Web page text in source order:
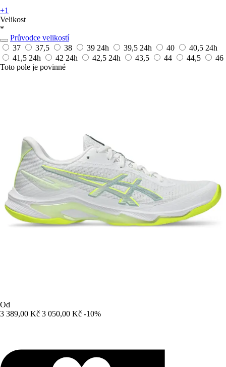
+1
Velikost
*
Průvodce velikostí
37
37,5 38 39 24h 39,5 24h 40 40,5 24h
41,5 24h 42 24h 42,5 24h 43,5 44 44,5
46
Toto pole je povinné
Od
3 389,00 Kč 3 050,00 Kč -10%